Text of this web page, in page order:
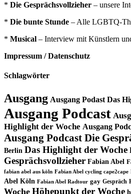
* Die Gesprächsvollzieher – unsere
* Die bunte Stunde – Alle LGBTQ-
* Musical – Interview mit Künstlern
Impressum / Datenschutz
Schlagwörter
Ausgang Ausgang Podast Das
Ausgang Podcast
Highlight der Woche Ausgang
Ausgang Podcast Die
Berlin Das Highlight der Woche
Gesprächsvollzieher Fabian Abel
fabian abel aus köln Fabian Abel cycling cape2cape
Abel Köln Fabian Abel Radtour gay Gespräch
Woche Höhepunkt der Woche